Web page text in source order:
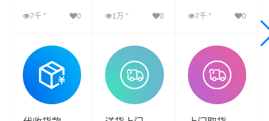
7千 + 0
查看详细
1万+ 0
查看详细
7千 + 0
查看详细